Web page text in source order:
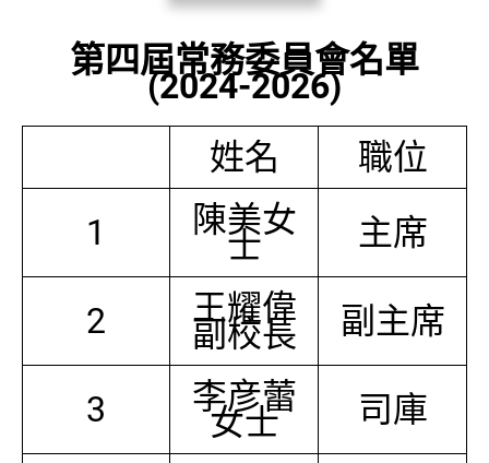
第四屆常務委員會名單
(2024-2026)
姓名
職位
1
陳美女
士 主席
2 王耀偉
副校長 副主席
3 李彦蕾
女士 司庫